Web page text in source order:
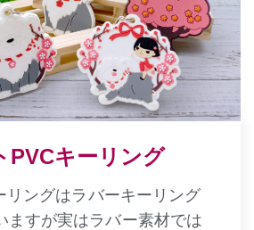
PVCキーリング
リングはラバーキーリング
ますが実はラバー素材では